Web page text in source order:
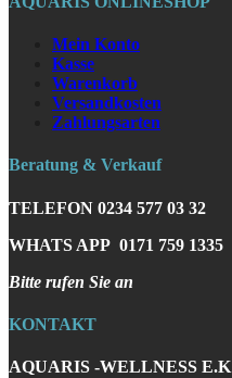
Mein Konto
Kasse
Warenkorb
Versandkosten
Zahlungsarten
Beratung & Verkauf
TELEFON 0234 577 03 32
WHATS APP 0171 759 1335
Bitte rufen Sie an
KONTAKT
AQUARIS -WELLNESS E.K